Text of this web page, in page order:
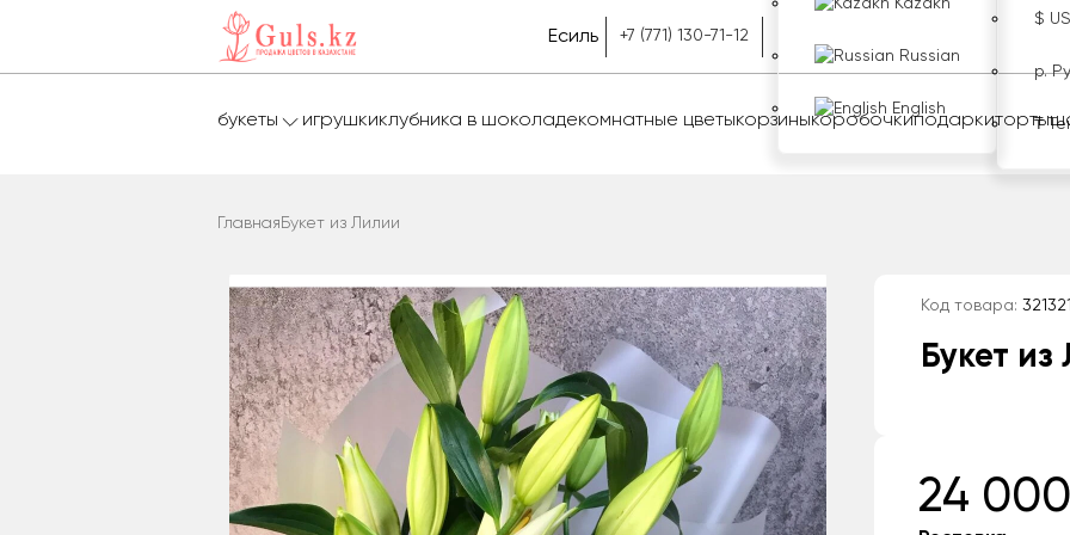
Есиль +7 (771) 130-71-12
Kazakh
Russian
English
$
р.
₸
букеты игрушкиклубника в шоколадекомнатные цветыкорзиныкоробочкиподаркиторты
Главная Букет из Лилии
Код товара:
Букет
24